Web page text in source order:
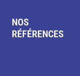
NOS
RÉFÉRENCES